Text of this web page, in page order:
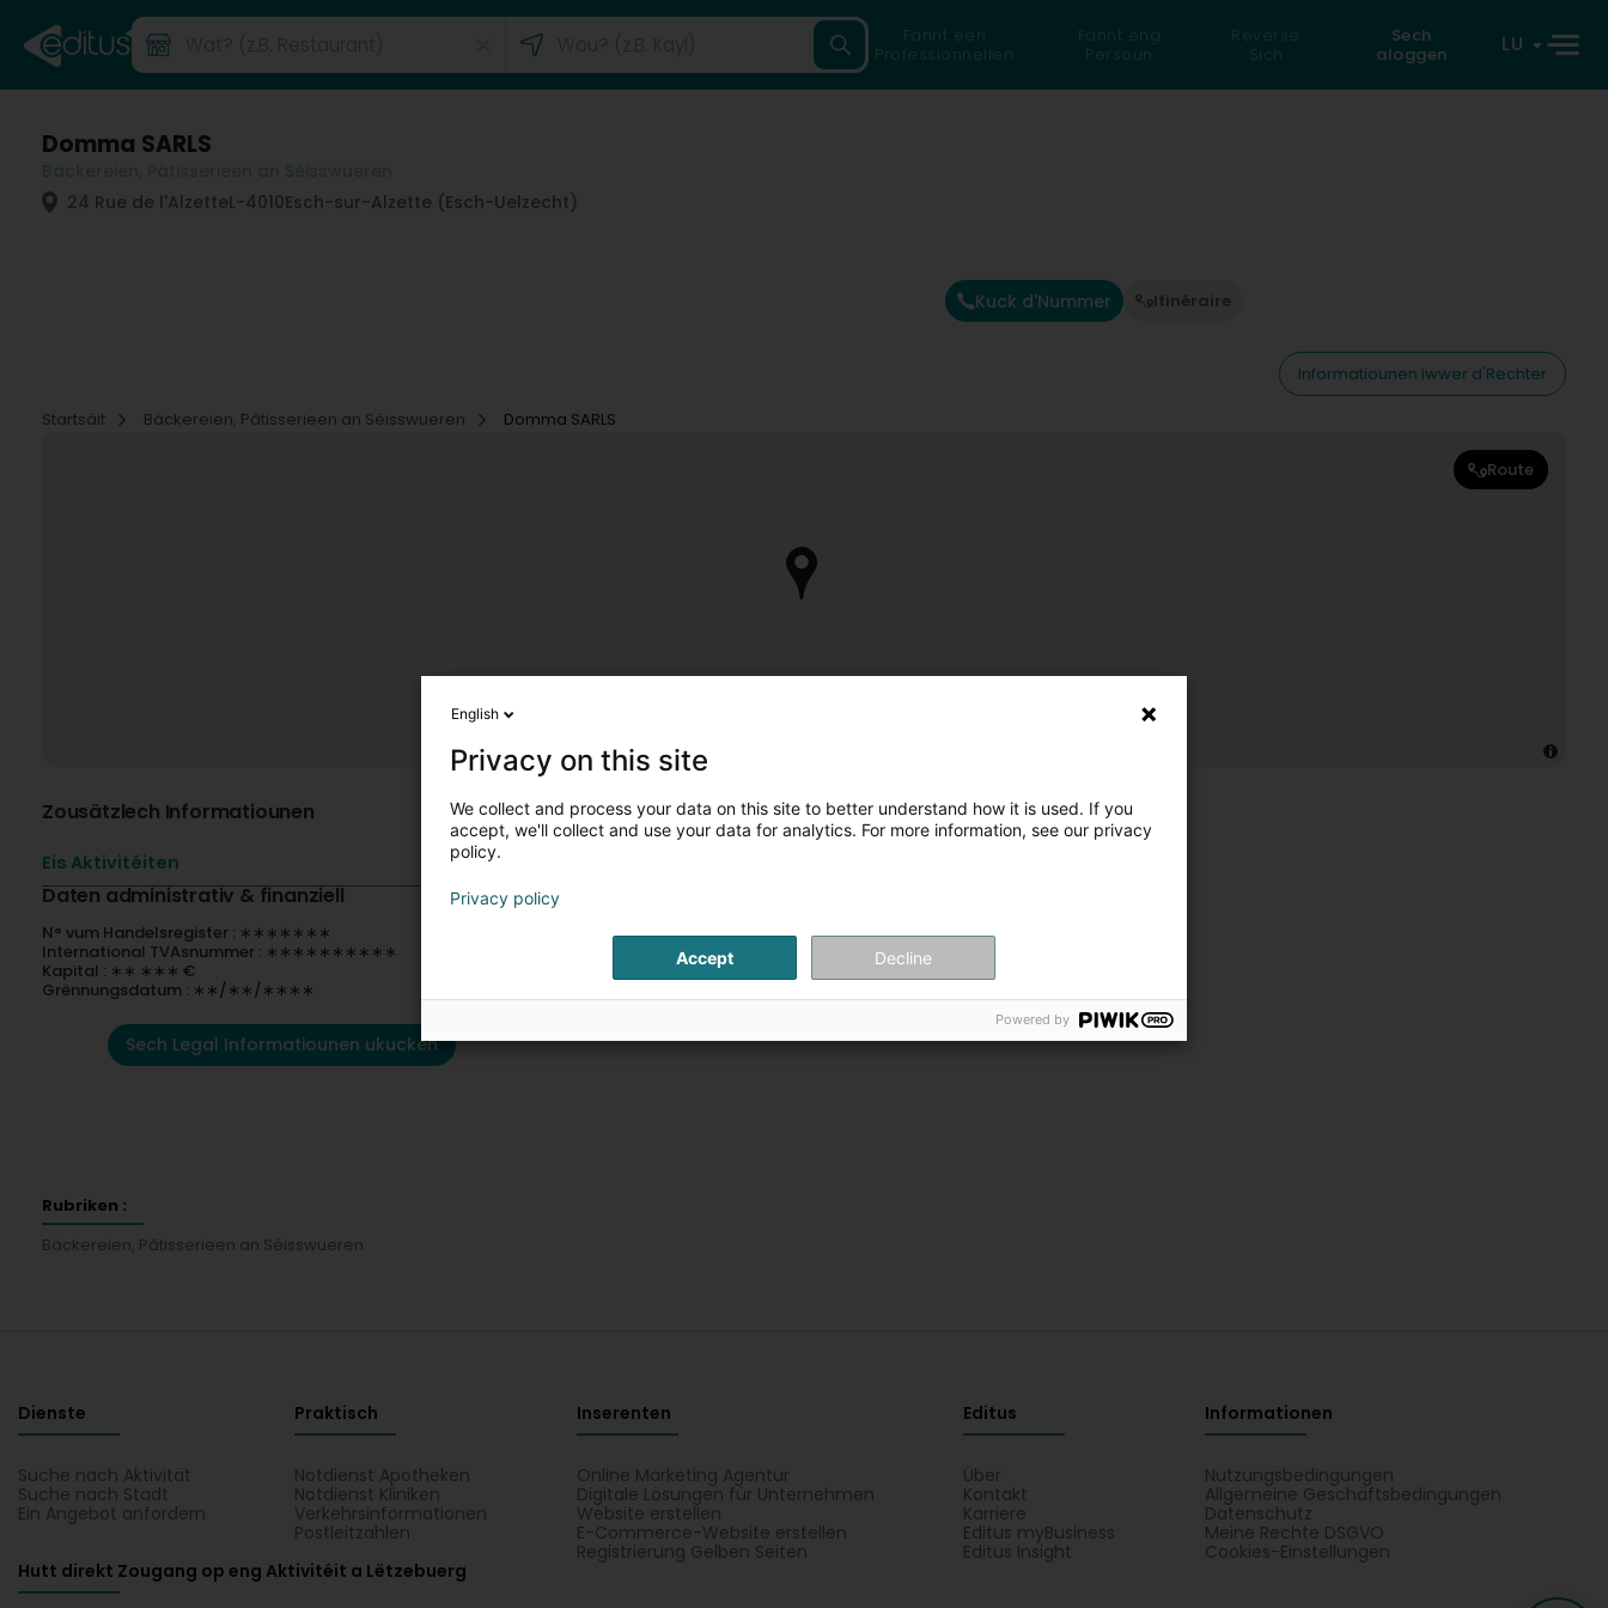
Fannt een
Professionnellen
Fannt eng
Persoun
Reverse
Sich
Sech
aloggen
LU
Domma SARLS
24 Rue de l'AlzetteL-4010Esch-sur-Alzette (Esch-Uelzecht)
Kuck d'Nummer Itinéraire
Informatiounen iwwer d'Rechter
Startsäit
Bäckereien, Pâtisserieen an Séisswueren Domma SARLS
Route
Zousätzlech Informatiounen
Eis Aktivitéiten
Daten administrativ & finanziell
N° vum Handelsregister : ∗∗∗∗∗∗∗
International TVAsnummer : ∗∗∗∗∗∗∗∗∗∗
Kapital : ∗∗ ∗∗∗ €
Grënnungsdatum : ∗∗/∗∗/∗∗∗∗
Sech Legal Informatiounen ukucken
Rubriken :
Bäckereien, Pâtisserieen an Séisswueren
Dienste
Suche nach Aktivität
Suche nach Stadt
Ein Angebot anfordern
Praktisch
Notdienst Apotheken
Notdienst Kliniken
Verkehrsinformationen
Postleitzahlen
Inserenten
Online Marketing Agentur
Digitale Lösungen für Unternehmen
Website erstellen
E-Commerce-Website erstellen
Registrierung Gelben Seiten
Editus
Über
Kontakt
Karriere
Editus myBusiness
Editus Insight
Informationen
Nutzungsbedingungen
Allgemeine Geschäftsbedingungen
Datenschutz
Meine Rechte DSGVO
Cookies-Einstellungen
Hutt direkt Zougang op eng Aktivitéit a Lëtzebuerg
English
Privacy on this site
We collect and process your data on this site to better understand how it is used. If you
accept, we'll collect and use your data for analytics. For more information, see our privacy
policy.
Privacy policy
Accept Decline
Powered by